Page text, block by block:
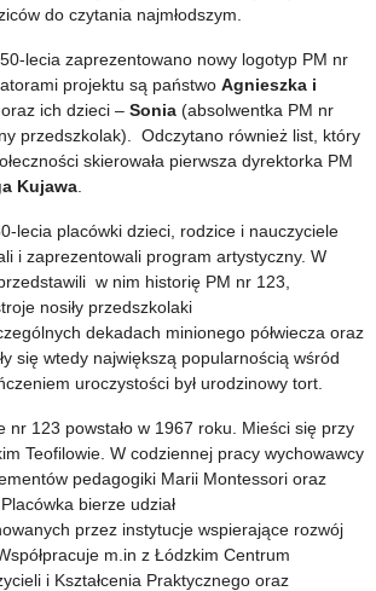
do czytania najmłodszym.
lecia zaprezentowano nowy logotyp PM nr
projektu są państwo Agnieszka i
oraz ich dzieci – Sonia (absolwentka PM nr
przedszkolak). Odczytano również list, który
skierowała pierwsza dyrektorka PM
Kujawa
lecia placówki dzieci, rodzice i nauczyciele
i zaprezentowali program artystyczny. W
w nim historię PM nr 123,
nosiły przedszkolaki
dekadach minionego półwiecza oraz
się wtedy największą popularnością wśród
uroczystości był urodzinowy tort.
nr 123 powstało w 1967 roku. Mieści się przy
Teofilowie. W codziennej pracy wychowawcy
pedagogiki Marii Montessori oraz
bierze udział
przez instytucje wspierające rozwój
m.in z Łódzkim Centrum
i Kształcenia Praktycznego oraz